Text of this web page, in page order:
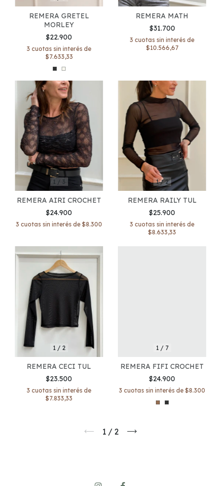
REMERA GRETEL
MORLEY
$22.900
3 cuotas sin interés de
$7.633,33
REMERA MATH
$31.700
3 cuotas sin interés de
$10.566,67
1 / 3
REMERA AIRI CROCHET
$24.900
3 cuotas sin interés de $8.300
1/2
REMERA RAILY TUL
$25.900
3 cuotas sin interés de
$8.633,33
1/ 2
REMERA CECI TUL
$23.500
3 cuotas sin interés de
$7.833,33
1/ 7
REMERA FIFI CROCHET
$24.900
3 cuotas sin interés de $8.300
1 / 2